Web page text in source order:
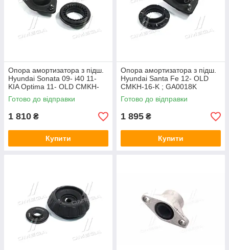
Опора амортизатора з підш.
Hyundai Sonata 09- i40 11-
KIA Optima 11- OLD CMKH-
11-K (пр.ово CTR) GA001
Готово до відправки
1 810 ₴
Купити
Опора амортизатора з підш.
Hyundai Santa Fe 12- OLD
CMKH-16-K ; GA0018K
Готово до відправки
1 895 ₴
Купити